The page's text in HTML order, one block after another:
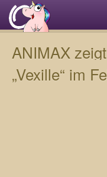
ANIMAX
„Vexille“ im